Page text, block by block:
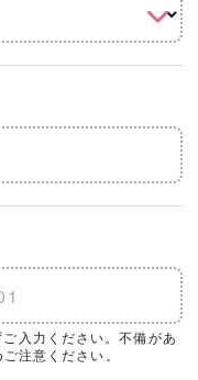
ご入力ください。不備があ
注意ください。